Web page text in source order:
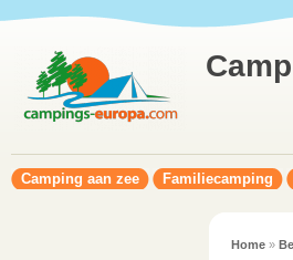
Camping aan zee Familiecamping
Home»